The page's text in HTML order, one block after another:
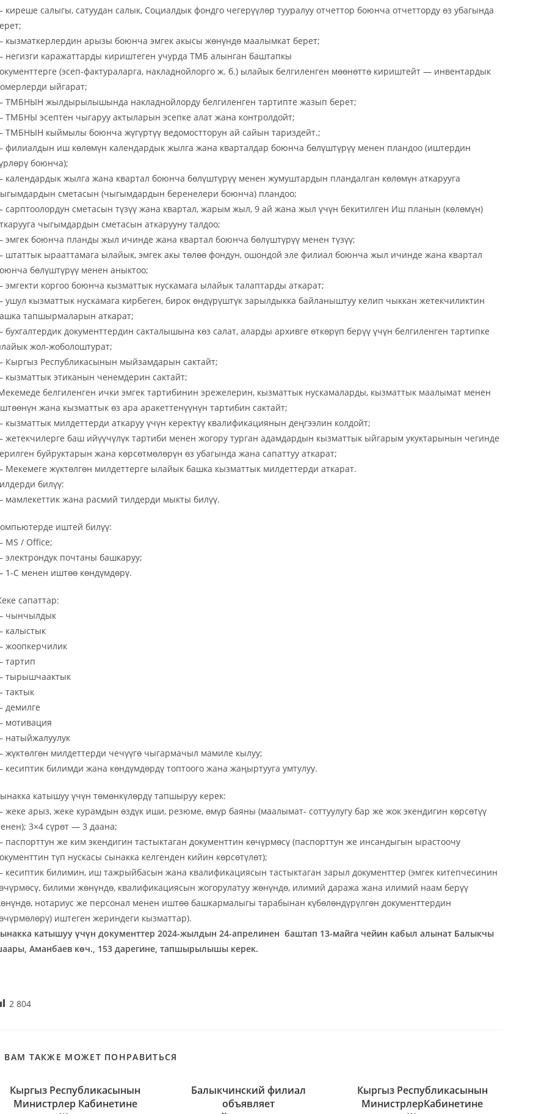
киреше салыгы, сатуудан салык, Социалдык фондго чегерүүлөр тууралуу отчеттор боюнча отчетторду өз убагында
кызматкерлердин арызы боюнча эмгек акысы жөнүндө маалымкат берет;
негизги каражаттарды кириштеген учурда ТМБ алынган баштапкы
(эсеп-фактураларга, накладнойлорго ж. б.) ылайык белгиленген мөөнөттө кириштейт — инвентардык
ыйгарат;
ТМБНЫН жылдырылышында накладнойлорду белгиленген тартипте жазып берет;
ТМБНЫ эсептен чыгаруу актыларын эсепке алат жана контролдойт;
ТМБНЫН кыймылы боюнча жүгүртүү ведомостторун ай сайын тариздейт.;
филиалдын иш көлөмүн календардык жылга жана кварталдар боюнча бөлүштүрүү менен пландоо (иштердин
боюнча);
календардык жылга жана квартал боюнча бөлүштүрүү менен жумуштардын пландалган көлөмүн аткарууга
сметасын (чыгымдардын беренелери боюнча) пландоо;
сарптоолордун сметасын түзүү жана квартал, жарым жыл, 9 ай жана жыл үчүн бекитилген Иш планын (көлөмүн)
чыгымдардын сметасын аткарууну талдоо;
эмгек боюнча планды жыл ичинде жана квартал боюнча бөлүштүрүү менен түзүү;
штаттык ырааттамага ылайык, эмгек акы төлөө фондун, ошондой эле филиал боюнча жыл ичинде жана квартал
бөлүштүрүү менен аныктоо;
эмгекти коргоо боюнча кызматтык нускамага ылайык талаптарды аткарат;
ушул кызматтык нускамага кирбеген, бирок өндүрүштүк зарылдыкка байланыштуу келип чыккан жетекчиликтин
тапшырмаларын аткарат;
документтердин сакталышына көз салат, аларды архивге өткөрүп берүү үчүн белгиленген тартипке
жол-жоболоштурат;
Кыргыз Республикасынын мыйзамдарын сактайт;
кызматтык этиканын ченемдерин сактайт;
белгиленген ички эмгек тартибинин эрежелерин, кызматтык нускамаларды, кызматтык маалымат менен
жана кызматтык өз ара аракеттенүүнүн тартибин сактайт;
кызматтык милдеттерди аткаруу үчүн керектүү квалификациянын деңгээлин колдойт;
жетекчилерге баш ийүүчүлүк тартиби менен жогору турган адамдардын кызматтык ыйгарым укуктарынын чегинде
буйруктарын жана көрсөтмөлөрүн өз убагында жана сапаттуу аткарат;
Мекемеге жүктөлгөн милдеттерге ылайык башка кызматтык милдеттерди аткарат.
билүү:
мамлекеттик жана расмий тилдерди мыкты билүү.
иштей билүү:
MS / Office;
электрондук почтаны башкаруу;
1-С менен иштөө көндүмдөрү.
сапаттар:
чынчылдык
калыстык
жоопкерчилик
тартип
тырышчаактык
тактык
демилге
мотивация
натыйжалуулук
жүктөлгөн милдеттерди чечүүгө чыгармачыл мамиле кылуу;
кесиптик билимди жана көндүмдөрдү топтоого жана жаңыртууга умтулуу.
катышуу үчүн төмөнкүлөрдү тапшыруу керек:
жеке арыз, жеке курамдын өздүк иши, резюме, өмүр баяны (маалымат- соттуулугу бар же жок экендигин көрсөтүү
3×4 сүрөт — 3 даана;
паспорттун же ким экендигин тастыктаган документтин көчүрмөсү (паспорттун же инсандыгын ырастоочу
түп нускасы сынакка келгенден кийин көрсөтүлөт);
кесиптик билимин, иш тажрыйбасын жана квалификациясын тастыктаган зарыл документтер (эмгек китепчесинин
билими жөнүндө, квалификациясын жогорулатуу жөнүндө, илимий даража жана илимий наам берүү
нотариус же персонал менен иштөө башкармалыгы тарабынан күбөлөндүрүлгөн документтердин
иштеген жериндеги кызматтар).
катышуу үчүн документтер 2024-жылдын 24-апрелинен баштап 13-майга чейин кабыл алынат Балыкчы
Аманбаев көч., 153 дарегине, тапшырылышы керек.
2 804
ВАМ ТАКЖЕ МОЖЕТ ПОНРАВИТЬСЯ
Кыргыз Республикасынын
Министрлер Кабинетине
Балыкчинский филиал
объявляет
Кыргыз Республикасынын
МинистрлерКабинетине